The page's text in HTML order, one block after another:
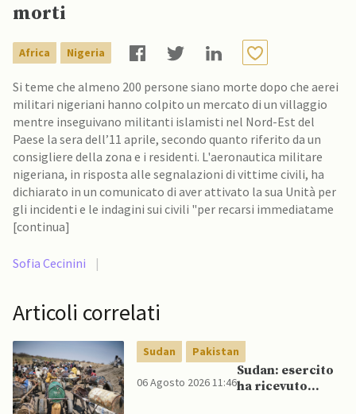
morti
Africa Nigeria
Si teme che almeno 200 persone siano morte dopo che aerei
militari nigeriani hanno colpito un mercato di un villaggio
mentre inseguivano militanti islamisti nel Nord-Est del
Paese la sera dell’11 aprile, secondo quanto riferito da un
consigliere della zona e i residenti. L'aeronautica militare
nigeriana, in risposta alle segnalazioni di vittime civili, ha
dichiarato in un comunicato di aver attivato la sua Unità per
gli incidenti e le indagini sui civili "per recarsi immediatame
[continua]
Sofia Cecinini |
Articoli correlati
Sudan Pakistan
06 Agosto 2026 11:46
Sudan: esercito
ha ricevuto